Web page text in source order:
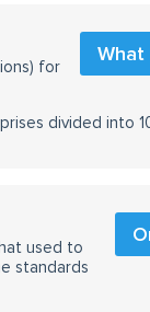
What
for
divided into
used to
standards